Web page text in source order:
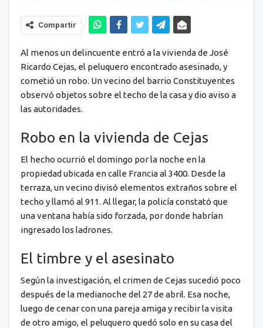
Compartir
Al menos un delincuente entró a la vivienda de José
Ricardo Cejas, el peluquero encontrado asesinado, y
cometió un robo. Un vecino del barrio Constituyentes
observó objetos sobre el techo de la casa y dio aviso a
las autoridades.
Robo en la vivienda de Cejas
El hecho ocurrió el domingo por la noche en la
propiedad ubicada en calle Francia al 3400. Desde la
terraza, un vecino divisó elementos extraños sobre el
techo y llamó al 911. Al llegar, la policía constató que
una ventana había sido forzada, por donde habrían
ingresado los ladrones.
El timbre y el asesinato
Según la investigación, el crimen de Cejas sucedió poco
después de la medianoche del 27 de abril. Esa noche,
luego de cenar con una pareja amiga y recibir la visita
de otro amigo, el peluquero quedó solo en su casa del